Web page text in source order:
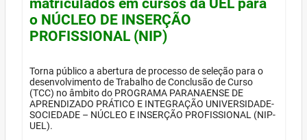
matriculados em cursos da UEL para
o NÚCLEO DE INSERÇÃO
PROFISSIONAL (NIP)
Torna público a abertura de processo de seleção para o
desenvolvimento de Trabalho de Conclusão de Curso
(TCC) no âmbito do PROGRAMA PARANAENSE DE
APRENDIZADO PRÁTICO E INTEGRAÇÃO UNIVERSIDADE-
SOCIEDADE – NÚCLEO E INSERÇÃO PROFISSIONAL (NIP-
UEL).